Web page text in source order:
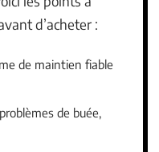
d’acheter :
de maintien fiable
de buée,